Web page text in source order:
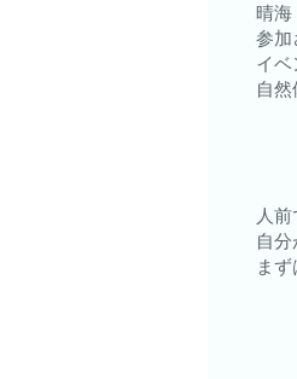
晴海
参加
イベ
自
人
自
ま